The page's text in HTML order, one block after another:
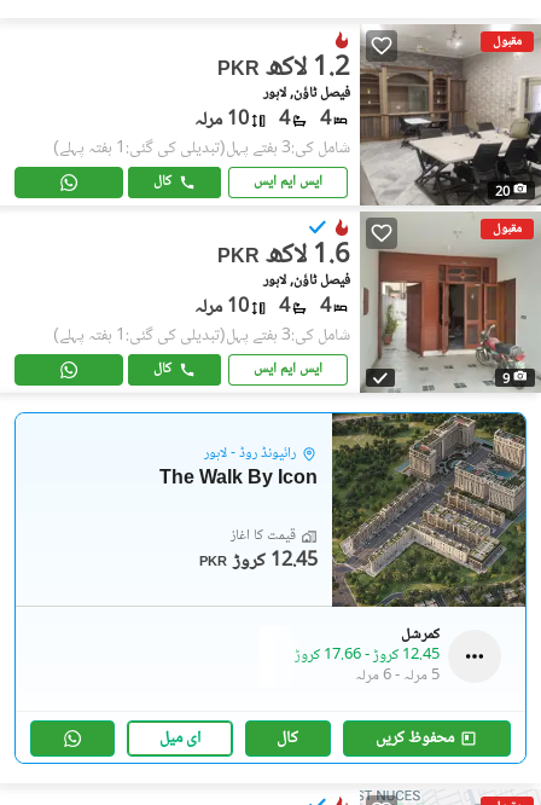
مقبول
20
PKR 1.2 لاکھ
فیصل ٹاؤن, لاہور
4
4 10 مرلہ
شامل کی:3 ہفتے پہل (تبدیلی کی گئی:1 ہفتہ پہلے)
ایس ایم ایس کال
مقبول
9
PKR 1.6 لاکھ
فیصل ٹاؤن, لاہور
4
4 10 مرلہ
شامل کی:3 ہفتے پہل (تبدیلی کی گئی:1 ہفتہ پہلے)
ایس ایم ایس کال
رائیونڈ روڈ - لاہور
The Walk By Icon
قیمت کا آغاز
PKR 12.45 کروڑ
کمرشل
12.45 کروڑ
-17.66 کروڑ
5 مرلہ
-6 مرلہ
محفوظ کریں کال ای میل